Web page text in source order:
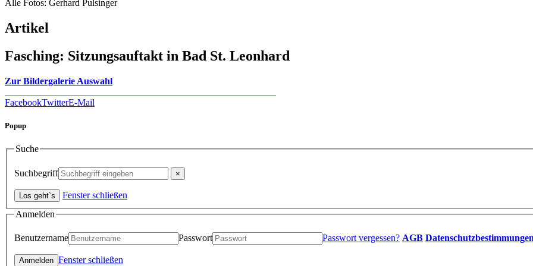
Alle Fotos: Gerhard Pulsinger
Artikel
Fasching: Sitzungsauftakt in Bad St. Leonhard
Zur Bildergalerie Auswahl
FacebookTwitterE-Mail
Popup
Suche
Suchbegriff
Fenster schließen
Anmelden
Benutzername Passwort Passwort vergessen? AGB
Fenster schließen